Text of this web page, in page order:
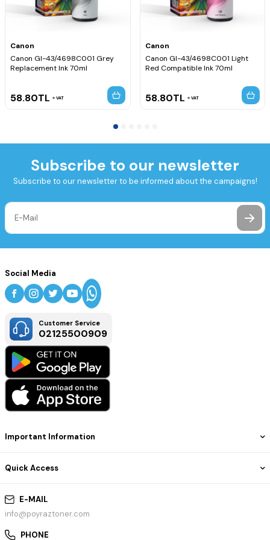
Canon
Canon GI-43/4698C001 Grey
Replacement Ink 70ml
58.80TL VAT
Canon
Canon GI-43/4698C001 Light
Red Compatible Ink 70ml
58.80TL VAT
Subscribe to our newsletter
Subscribe to our newsletter to be informed about the campaigns!
E-MAIL
info@poyraztoner.com
PHONE
Important Information
Quick Access
Social Media
Customer Service
02125500909